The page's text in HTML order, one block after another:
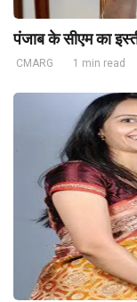
पंजाब के सीएम का
CMARG 1 min read